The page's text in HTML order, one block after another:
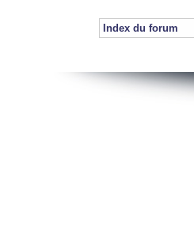
Index du forum